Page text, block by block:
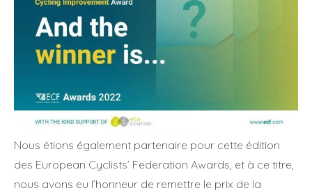
Nous étions également partenaire pour cette édition
des European Cyclists’ Federation Awards, et à ce titre,
nous avons eu l’honneur de remettre le prix de la